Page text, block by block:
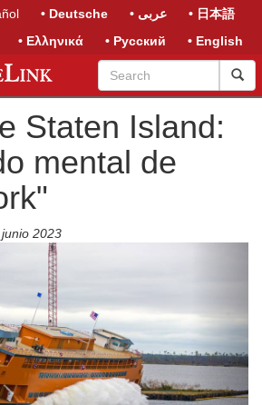
• Deutsche • عربى
• 日本語
• Ελληνικά • Русский • English
Staten Island:
mental de
junio 2023